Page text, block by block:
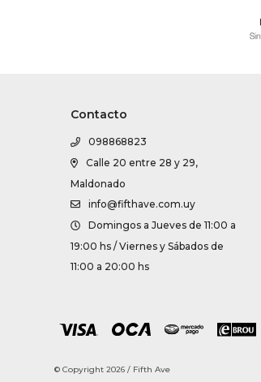
Contacto
098868823
Calle 20 entre 28 y 29,
Maldonado
info@fifthave.com.uy
Domingos a Jueves de 11:00 a
19:00 hs / Viernes y Sábados de
11:00 a 20:00 hs
© Copyright 2026 / Fifth Ave